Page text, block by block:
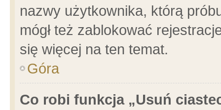
nazwy użytkownika, którą
mógł też zablokować
się więcej na ten temat.
Góra
Co robi funkcja „Usuń